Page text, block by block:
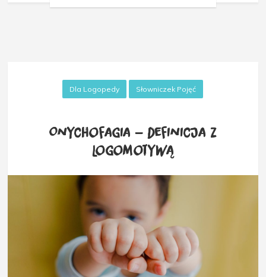
Dla Logopedy Słowniczek Pojęć
Onychofagia – definicja z
Logomotywą